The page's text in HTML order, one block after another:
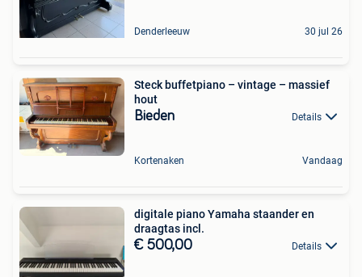
Denderleeuw 30 jul 26
Steck buffetpiano – vintage – massief
hout
Bieden Details
Kortenaken Vandaag
digitale piano Yamaha staander en
draagtas incl.
€ 500,00 Details